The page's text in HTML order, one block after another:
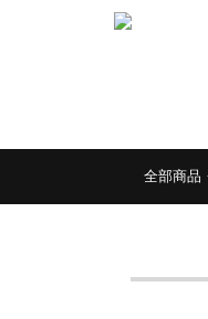
全部商品